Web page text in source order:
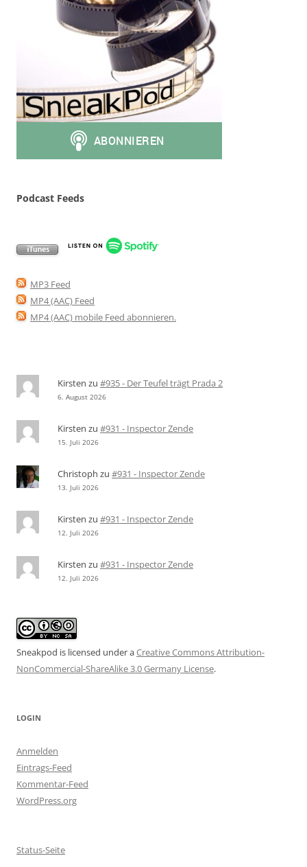
Podcast Feeds
MP3 Feed
MP4 (AAC) Feed
MP4 (AAC) mobile Feed abonnieren.
Kirsten zu #935 - Der Teufel trägt Prada 2
6. August 2026
Kirsten zu #931 - Inspector Zende
15. Juli 2026
Christoph zu #931 - Inspector Zende
13. Juli 2026
Kirsten zu #931 - Inspector Zende
12. Juli 2026
Kirsten zu #931 - Inspector Zende
12. Juli 2026
Sneakpod is licensed under aCreative Commons Attribution-
NonCommercial-ShareAlike 3.0 Germany License.
LOGIN
Anmelden
Eintrags-Feed
Kommentar-Feed
WordPress.org
Status-Seite